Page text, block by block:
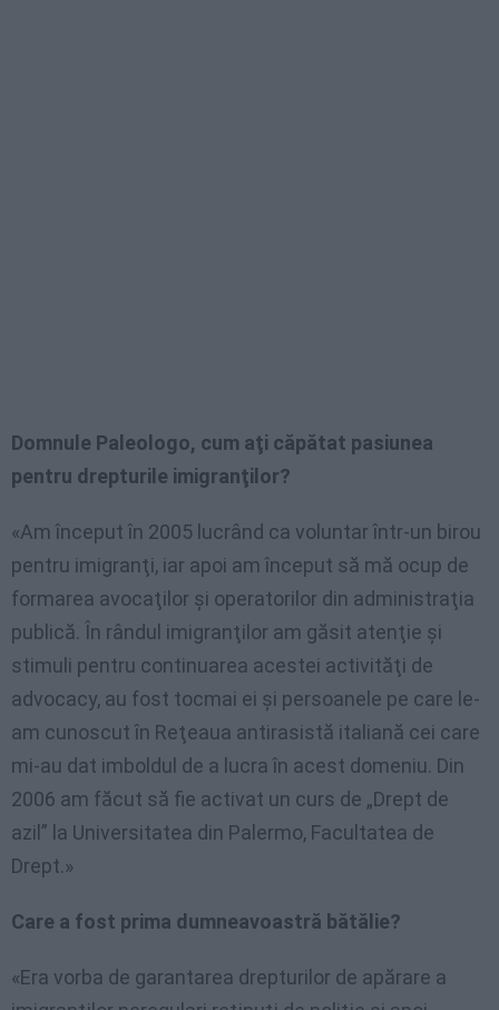
Domnule Paleologo, cum aţi căpătat pasiunea
pentru drepturile imigranţilor?
«Am început în 2005 lucrând ca voluntar într-un birou
pentru imigranţi, iar apoi am început să mă ocup de
formarea avocaţilor şi operatorilor din administraţia
publică. În rândul imigranţilor am găsit atenţie şi
stimuli pentru continuarea acestei activităţi de
advocacy, au fost tocmai ei şi persoanele pe care le-
am cunoscut în Reţeaua antirasistă italiană cei care
mi-au dat imboldul de a lucra în acest domeniu. Din
2006 am făcut să fie activat un curs de „Drept de
azil” la Universitatea din Palermo, Facultatea de
Drept.»
Care a fost prima dumneavoastră bătălie?
«Era vorba de garantarea drepturilor de apărare a